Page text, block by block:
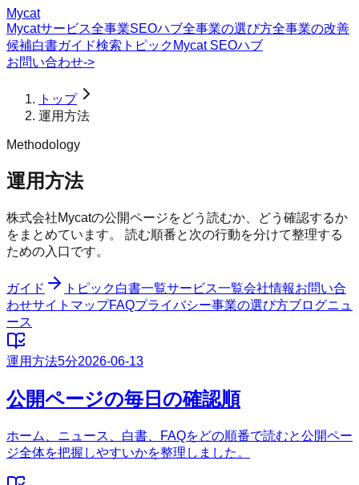
Mycat
Mycatサービス全事業SEOハブ全事業の選び方全事業の改善
候補白書ガイド検索トピック Mycat SEOハブ
お問い合わせ->
トップ
運用方法
Methodology
運用方法
株式会社Mycatの公開ページをどう読むか、どう確認するか
をまとめています。 読む順番と次の行動を分けて整理する
ための入口です。
ガイド トピック白書一覧サービス一覧会社情報お問い合
わせサイトマップFAQプライバシー事業の選び方ブログニュ
ース
運用方法5分2026-06-13
公開ページの毎日の確認順
ホーム、ニュース、白書、FAQをどの順番で読むと公開ペー
ジ全体を把握しやすいかを整理しました。